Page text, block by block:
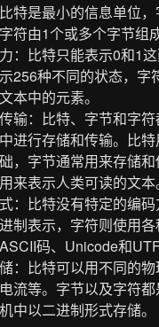
特是最小的信息单位
符由1个或多个字节组成
：比特只能表示0和1
256种不同的状态，字
本中的元素。
输：比特、字节和字
进行存储和传输。比
，字节通常用来存储和
来表示人类可读的文本
：比特没有特定的编
制表示，字符则使用
码、Unicode和
：比特可以用不同的
流等。字节以及字符都
中以二进制形式存储。